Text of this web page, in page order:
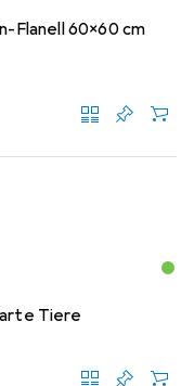
Flanell 60x60 cm
Tiere